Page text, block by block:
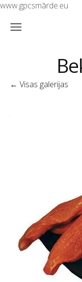
www.gpcsmārde.eu
Visas galerijas